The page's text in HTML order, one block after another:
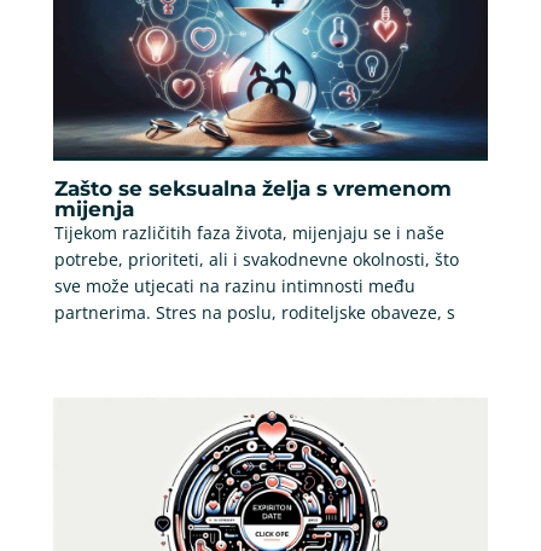
Zašto se seksualna želja s vremenom
mijenja
Tijekom različitih faza života, mijenjaju se i naše
potrebe, prioriteti, ali i svakodnevne okolnosti, što
sve može utjecati na razinu intimnosti među
partnerima. Stres na poslu, roditeljske obaveze, s